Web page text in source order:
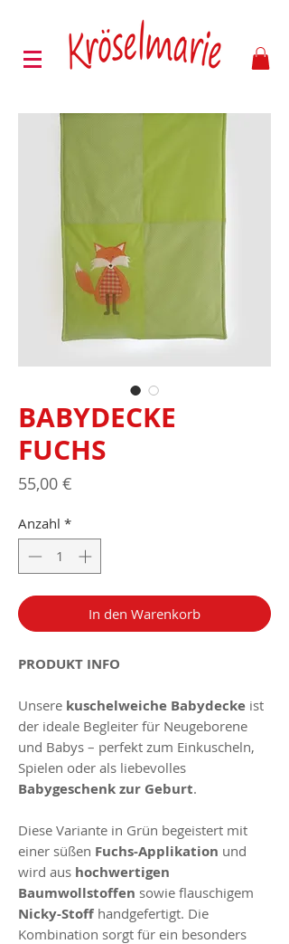
BABYDECKE
FUCHS
55,00 €
Anzahl *
In den Warenkorb
PRODUKT INFO
Unsere kuschelweiche Babydecke ist
der ideale Begleiter für Neugeborene
und Babys – perfekt zum Einkuscheln,
Spielen oder als liebevolles
Babygeschenk zur Geburt.
Diese Variante in Grün begeistert mit
einer süßen Fuchs-Applikation und
wird aus hochwertigen
Baumwollstoffen sowie flauschigem
Nicky-Stoff handgefertigt. Die
Kombination sorgt für ein besonders